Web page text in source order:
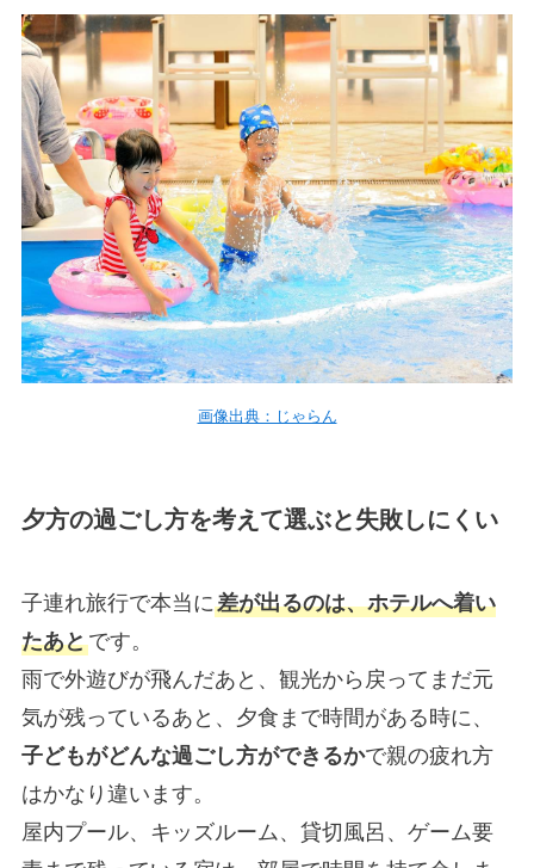
画像出典：じゃらん
夕方の過ごし方を考えて選ぶと失敗しにくい
子連れ旅行で本当に差が出るのは、ホテルへ着い
たあとです。
雨で外遊びが飛んだあと、観光から戻ってまだ元
気が残っているあと、夕食まで時間がある時に、
子どもがどんな過ごし方ができるかで親の疲れ方
はかなり違います。
屋内プール、キッズルーム、貸切風呂、ゲーム要